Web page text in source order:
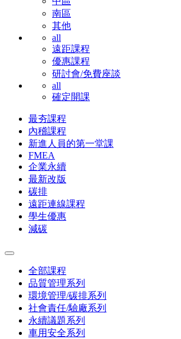
南區
其他
all
遠距課程
優惠課程
研討會/免費座談
all
確定開課
最夯課程
內稽課程
新進人員的第一堂課
FMEA
企業永續
最新改版
碳排
遠距連線課程
學生優惠
減碳
全部課程
品質管理系列
環境管理/碳排系列
社會責任/驗廠系列
永續議題系列
車用安全系列